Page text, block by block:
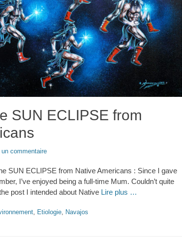
SUN ECLIPSE from
un commentaire
SUN ECLIPSE from Native Americans : Since I gave
I’ve enjoyed being a full-time Mum. Couldn’t quite
post I intended about Native Lire plus …
, Etiologie, Navajos